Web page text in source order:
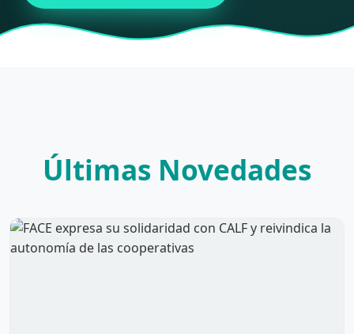
Últimas Novedades